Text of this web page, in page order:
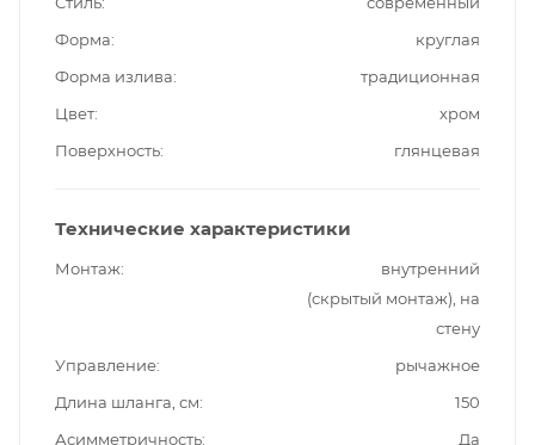
Форма
круглая
Форма излива
традиционная
Цвет
хром
Поверхность
глянцевая
Технические характеристики
Монтаж
внутренний
(скрытый монтаж), на
стену
Управление
рычажное
Длина шланга, см
150
Асимметричность
Да